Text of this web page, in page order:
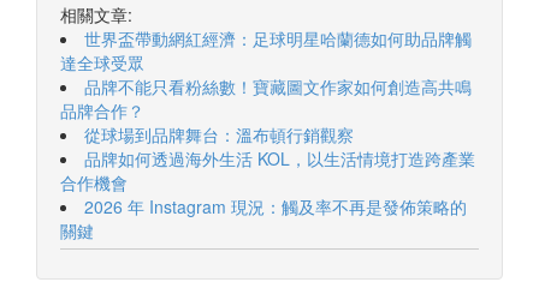
相關文章:
世界盃帶動網紅經濟：足球明星哈蘭德如何助品牌觸
達全球受眾
品牌不能只看粉絲數！寶藏圖文作家如何創造高共鳴
品牌合作？
從球場到品牌舞台：溫布頓行銷觀察
品牌如何透過海外生活 KOL，以生活情境打造跨產業
合作機會
2026 年 Instagram 現況：觸及率不再是發佈策略的
關鍵